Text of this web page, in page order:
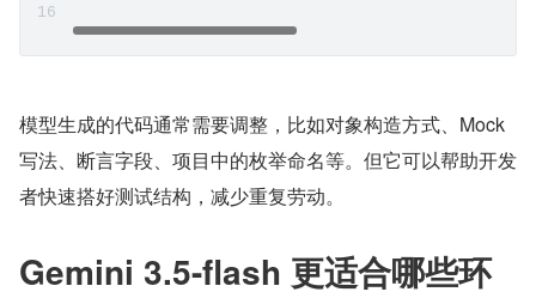
模型生成的代码通常需要调整，比如对象构造方式、Mock
写法、断言字段、项目中的枚举命名等。但它可以帮助开发
者快速搭好测试结构，减少重复劳动。
Gemini 3.5-flash 更适合哪些环